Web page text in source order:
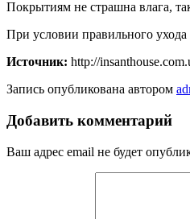
Покрытиям не страшна влага,
При условии правильного
Источник: http://
Запись опубликована автором
Добавить комментарий
Ваш адрес email не будет